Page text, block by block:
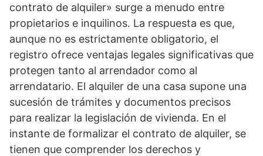
contrato de alquiler» surge a menudo entre
propietarios e inquilinos. La respuesta es que,
aunque no es estrictamente obligatorio, el
registro ofrece ventajas legales significativas que
protegen tanto al arrendador como al
arrendatario. El alquiler de una casa supone una
sucesión de trámites y documentos precisos
para realizar la legislación de vivienda. En el
instante de formalizar el contrato de alquiler, se
tienen que comprender los derechos y